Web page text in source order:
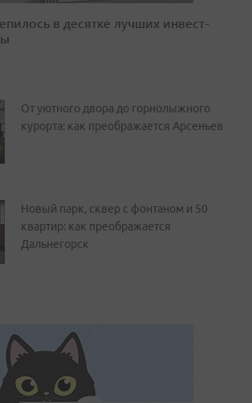
в десятке лучших инвест-
От уютного двора до горнолыжного
курорта: как преображается Арсеньев
Новый парк, сквер с фонтаном и 50
квартир: как преображается
Дальнегорск